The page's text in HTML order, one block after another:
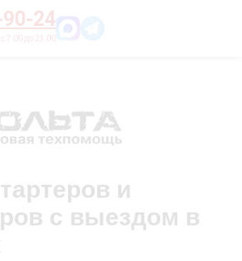
24
УСЛУГИ
Цены
и
с выездом в